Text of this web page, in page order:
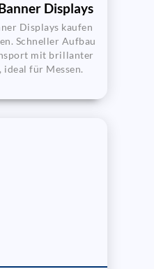
Displays
Displays kaufen
Schneller Aufbau
mit brillanter
für Messen.